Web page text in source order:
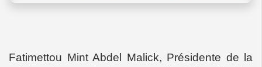
Fatimettou Mint Abdel Malick, Présidente de la